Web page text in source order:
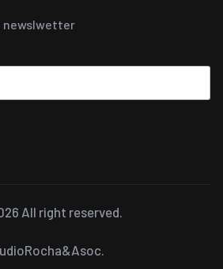
newslwetter
All right reserved.